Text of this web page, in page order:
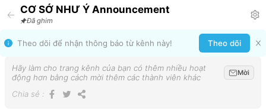
CƠ SỞ NHƯ Ý Announcement
Đã ghim
Theo dõi để nhận thông báo từ kênh này! Theo dõi
Hãy làm cho trang kênh của bạn có thêm nhiều hoạt
động hơn bằng cách mời thêm các thành viên khác
Mời
Chia sẻ :